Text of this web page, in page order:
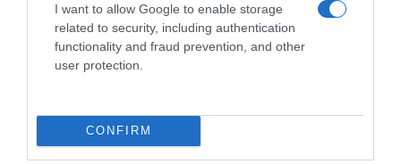
I want to allow Google to enable storage
related to security, including authentication
functionality and fraud prevention, and other
user protection.
CONFIRM
για ΝΔ
Ιππασία – Η Ελλάδα στο Παγκόσμιο Πρωτάθλημα
Οι «άριστοι» τελευταίοι των τελευταίων
Ελληνικός Ερυθρός Σταυρός: Τι πρέπει να περιέχει